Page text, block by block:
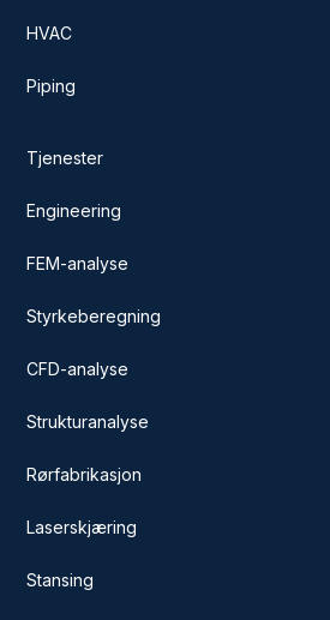
HVAC
Piping
Tjenester
Engineering
FEM-analyse
Styrkeberegning
CFD-analyse
Strukturanalyse
Rørfabrikasjon
Laserskjæring
Stansing